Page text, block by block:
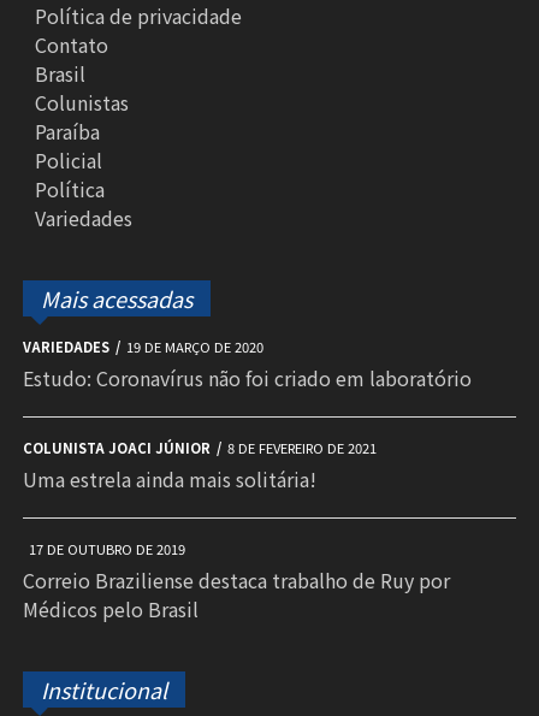
Política de privacidade
Contato
Brasil
Colunistas
Paraíba
Policial
Política
Variedades
Mais acessadas
VARIEDADES 19 DE MARÇO DE 2020
Estudo: Coronavírus não foi criado em laboratório
COLUNISTA JOACI JÚNIOR 8 DE FEVEREIRO DE 2021
Uma estrela ainda mais solitária!
17 DE OUTUBRO DE 2019
Correio Braziliense destaca trabalho de Ruy por
Médicos pelo Brasil
Institucional